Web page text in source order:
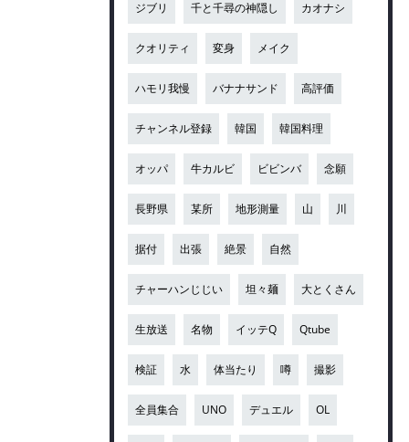
ジブリ 千と千尋の神隠し カオナシ
クオリティ 変身 メイク
ハモリ我慢 バナナサンド 高評価
チャンネル登録 韓国 韓国料理
オッパ 牛カルビ ビビンバ 念願
長野県 某所 地形測量 山 川
据付 出張 絶景 自然
チャーハンじじい 坦々麺 大とくさん
生放送 名物 イッテQ Qtube
検証 水 体当たり 噂 撮影
全員集合 UNO デュエル OL